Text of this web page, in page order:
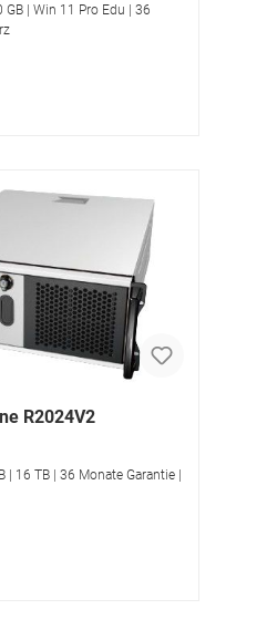
GB | Win 11 Pro Edu | 36
R2024V2
| 16 TB | 36 Monate Garantie |